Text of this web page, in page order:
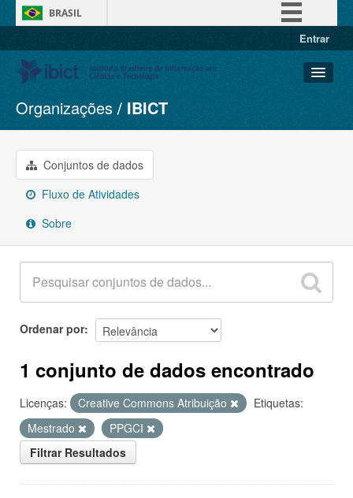
BRASIL
Entrar
Conjuntos de dados
Organizações
Grupos
Sobre
Organizações IBICT
Conjuntos de dados
Fluxo de Atividades
Sobre
Ordenar por
1 conjunto de dados encontrado
Licenças: Creative Commons Atribuição
Etiquetas:
Mestrado
PPGCI
Filtrar Resultados